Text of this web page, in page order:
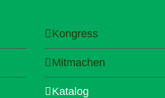
Kongress
Mitmachen
Katalog